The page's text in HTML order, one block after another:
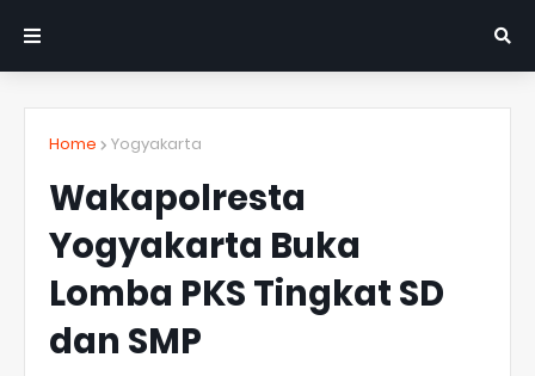
Home Yogyakarta
Wakapolresta
Yogyakarta Buka
Lomba PKS Tingkat SD
dan SMP